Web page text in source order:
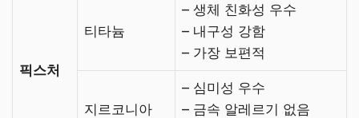
픽스처
티타늄
– 생체 친화성 우수
– 내구성 강함
– 가장 보편적
지르코니아
– 심미성 우수
– 금속 알레르기 없음